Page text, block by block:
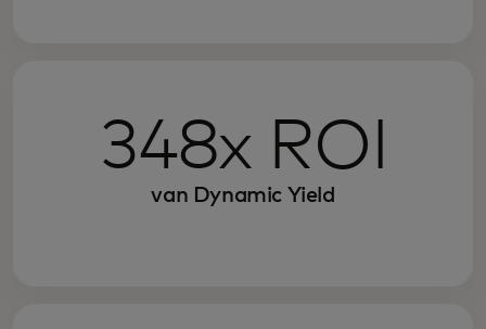
348x ROI
van Dynamic Yield